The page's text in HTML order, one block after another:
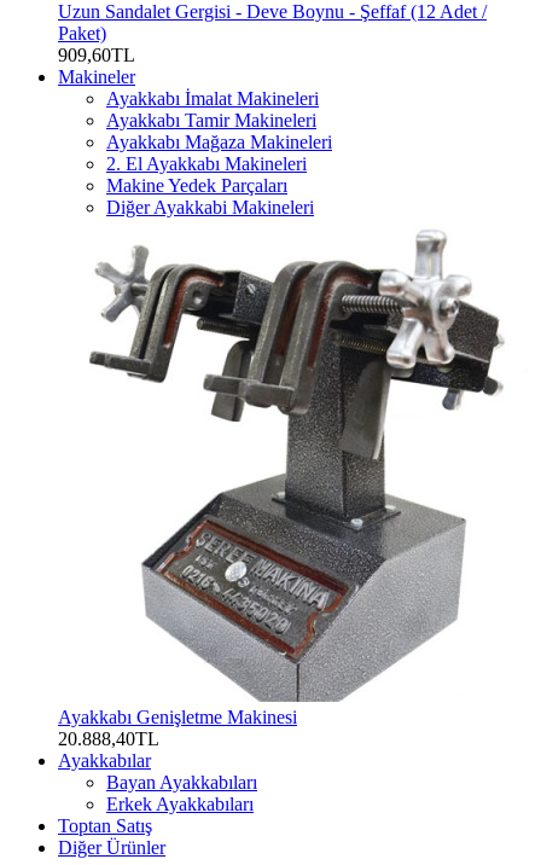
Uzun Sandalet Gergisi - Deve Boynu - Şeffaf (12 Adet /
Paket)
909,60TL
Makineler
Ayakkabı İmalat Makineleri
Ayakkabı Tamir Makineleri
Ayakkabı Mağaza Makineleri
2. El Ayakkabı Makineleri
Makine Yedek Parçaları
Diğer Ayakkabi Makineleri
Ayakkabı Genişletme Makinesi
20.888,40TL
Ayakkabılar
Bayan Ayakkabıları
Erkek Ayakkabıları
Toptan Satış
Diğer Ürünler